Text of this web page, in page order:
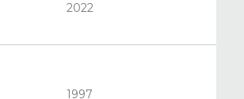
2022
1997